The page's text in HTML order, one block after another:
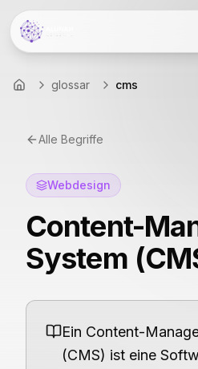
Startseiteglossar cms
Alle Begriffe
Webdesign
Content-
System
Ein Content-
(CMS) ist eine